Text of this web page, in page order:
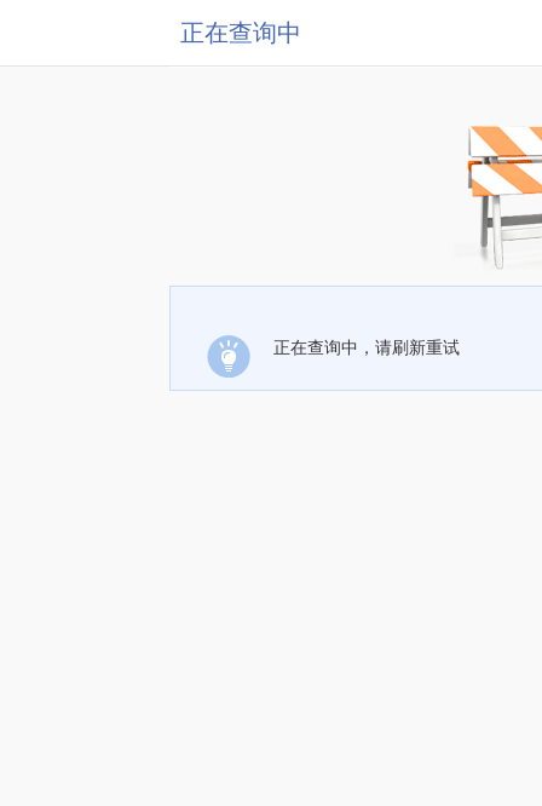
正在查询中
正在查询中，请刷新重试